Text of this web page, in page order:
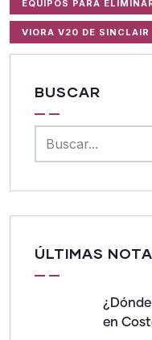
EQUIPOS PARA
VIORA V20 DE SINCLAIR
BUSCAR
ÚLTIMAS
en